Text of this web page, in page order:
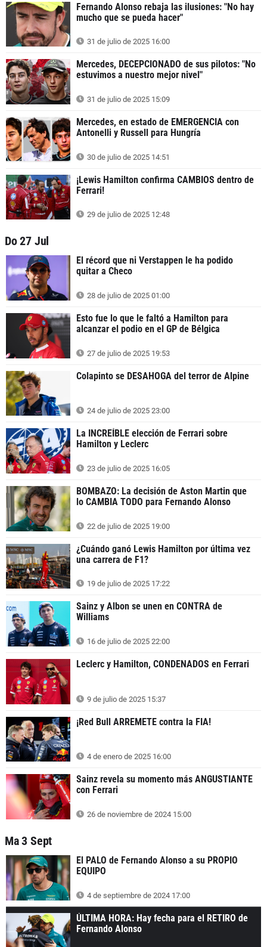
Fernando Alonso rebaja las ilusiones: "No hay
mucho que se pueda hacer"
31 de julio de 2025 16:00
Mercedes, DECEPCIONADO de sus pilotos: "No
estuvimos a nuestro mejor nivel"
31 de julio de 2025 15:09
Mercedes, en estado de EMERGENCIA con
Antonelli y Russell para Hungría
30 de julio de 2025 14:51
¡Lewis Hamilton confirma CAMBIOS dentro de
Ferrari!
29 de julio de 2025 12:48
Do 27 Jul
El récord que ni Verstappen le ha podido
quitar a Checo
28 de julio de 2025 01:00
Esto fue lo que le faltó a Hamilton para
alcanzar el podio en el GP de Bélgica
27 de julio de 2025 19:53
Colapinto se DESAHOGA del terror de Alpine
24 de julio de 2025 23:00
La INCREÍBLE elección de Ferrari sobre
Hamilton y Leclerc
23 de julio de 2025 16:05
BOMBAZO: La decisión de Aston Martin que
lo CAMBIA TODO para Fernando Alonso
22 de julio de 2025 19:00
¿Cuándo ganó Lewis Hamilton por última vez
una carrera de F1?
19 de julio de 2025 17:22
Sainz y Albon se unen en CONTRA de
Williams
16 de julio de 2025 22:00
Leclerc y Hamilton, CONDENADOS en Ferrari
9 de julio de 2025 15:37
¡Red Bull ARREMETE contra la FIA!
4 de enero de 2025 16:00
Sainz revela su momento más ANGUSTIANTE
con Ferrari
26 de noviembre de 2024 15:00
Ma 3 Sept
El PALO de Fernando Alonso a su PROPIO
EQUIPO
4 de septiembre de 2024 17:00
ÚLTIMA HORA: Hay fecha para el RETIRO de
Fernando Alonso